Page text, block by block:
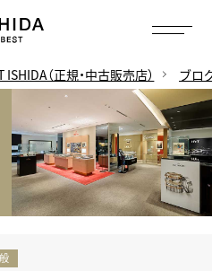
（正規・中古販売店） ブロ